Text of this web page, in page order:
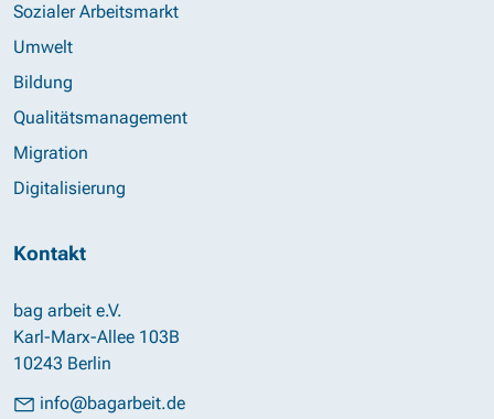
Sozialer Arbeitsmarkt
Umwelt
Bildung
Qualitätsmanagement
Migration
Digitalisierung
Kontakt
bag arbeit e.V.
Karl-Marx-Allee 103B
10243 Berlin
info@bagarbeit.de